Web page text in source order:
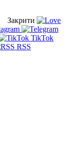
Закрити
TikTok
RSS